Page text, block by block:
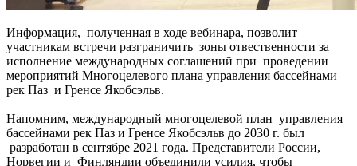
Информация, полученная в ходе вебинара, позволит
участникам встречи разграничить зоны отвественности за
исполнение международных соглашений при проведении
мероприятий Многоцелевого плана управления бассейнами
рек Паз и Гренсе Якобсэльв.
Напомним, международный многоцелевой план управления
бассейнами рек Паз и Гренсе Якобсэльв до 2030 г. был
разработан в сентябре 2021 года. Представители России,
Норвегии и Финляндии объединили усилия, чтобы